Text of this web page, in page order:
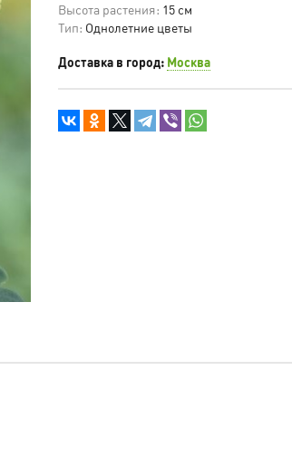
Высота растения: 15 см
Тип: Однолетние цветы
Доставка в город: Москва